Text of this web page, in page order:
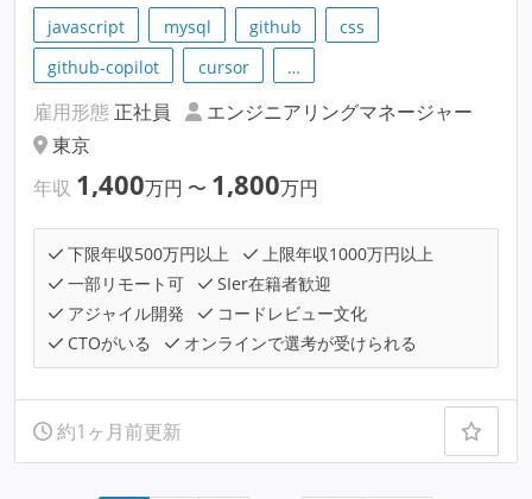
javascript mysql github
css
github-copilot
cursor …
雇用形態 正社員
エンジニアリングマネージャー
東京
年収 1,400万円 〜 1,800万円
下限年収500万円以上
上限年収1000万円以上
一部リモート可
SIer在籍者歓迎
アジャイル開発
コードレビュー文化
CTOがいる
オンラインで選考が受けられる
約1ヶ月前更新